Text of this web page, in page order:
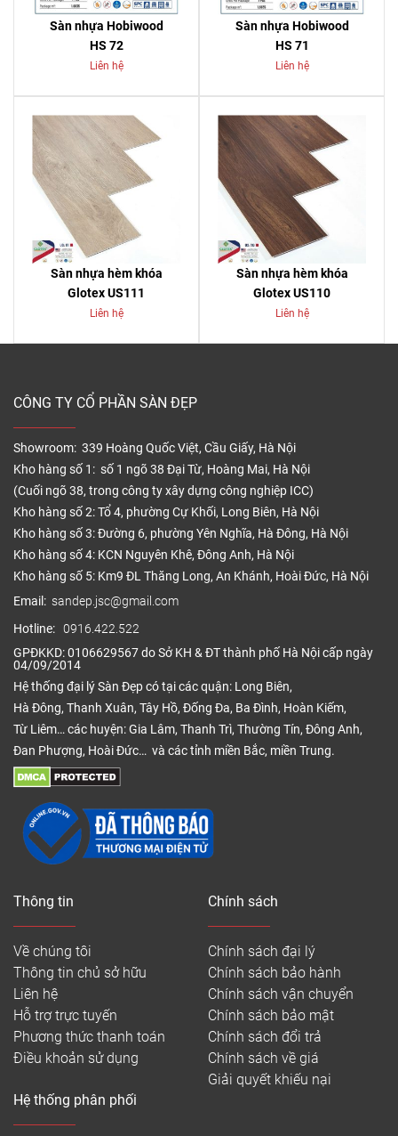
Sàn nhựa Hobiwood
HS 72
Liên hệ
Sàn nhựa Hobiwood
HS 71
Liên hệ
Sàn nhựa hèm khóa
Glotex US111
Liên hệ
Sàn nhựa hèm khóa
Glotex US110
Liên hệ
CÔNG TY CỔ PHẦN SÀN ĐẸP
Showroom: 339 Hoàng Quốc Việt, Cầu Giấy, Hà Nội
Kho hàng số 1: số 1 ngõ 38 Đại Từ, Hoàng Mai, Hà Nội
(Cuối ngõ 38, trong công ty xây dựng công nghiệp ICC)
Kho hàng số 2: Tổ 4, phường Cự Khối, Long Biên, Hà Nội
Kho hàng số 3: Đường 6, phường Yên Nghĩa, Hà Đông, Hà Nội
Kho hàng số 4: KCN Nguyên Khê, Đông Anh, Hà Nội
Kho hàng số 5: Km9 ĐL Thăng Long, An Khánh, Hoài Đức, Hà Nội
Email: sandep.jsc@gmail.com
Hotline: 0916.422.522
GPĐKKD: 0106629567 do Sở KH & ĐT thành phố Hà Nội cấp ngày
04/09/2014
Hệ thống đại lý Sàn Đẹp có tại các quận: Long Biên,
Hà Đông, Thanh Xuân, Tây Hồ, Đống Đa, Ba Đình, Hoàn Kiếm,
Từ Liêm… các huyện: Gia Lâm, Thanh Trì, Thường Tín, Đông Anh,
Đan Phượng, Hoài Đức… và các tỉnh miền Bắc, miền Trung.
Thông tin
Về chúng tôi
Thông tin chủ sở hữu
Liên hệ
Hỗ trợ trực tuyến
Phương thức thanh toán
Điều khoản sử dụng
Chính sách
Chính sách đại lý
Chính sách bảo hành
Chính sách vận chuyển
Chính sách bảo mật
Chính sách đổi trả
Chính sách về giá
Giải quyết khiếu nại
Hệ thống phân phối